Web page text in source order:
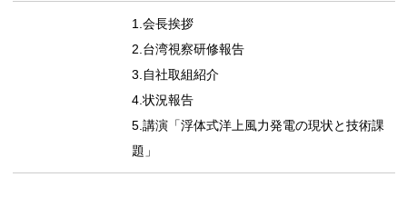
1.会長挨拶
2.台湾視察研修報告
3.自社取組紹介
4.状況報告
5.講演「浮体式洋上風力発電の現状と技術課
題」